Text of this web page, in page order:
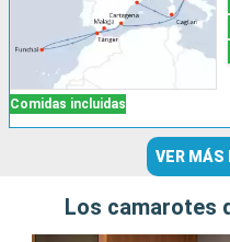
Comidas incluidas
VER MÁS
Los camarotes